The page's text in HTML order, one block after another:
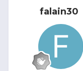
falain30